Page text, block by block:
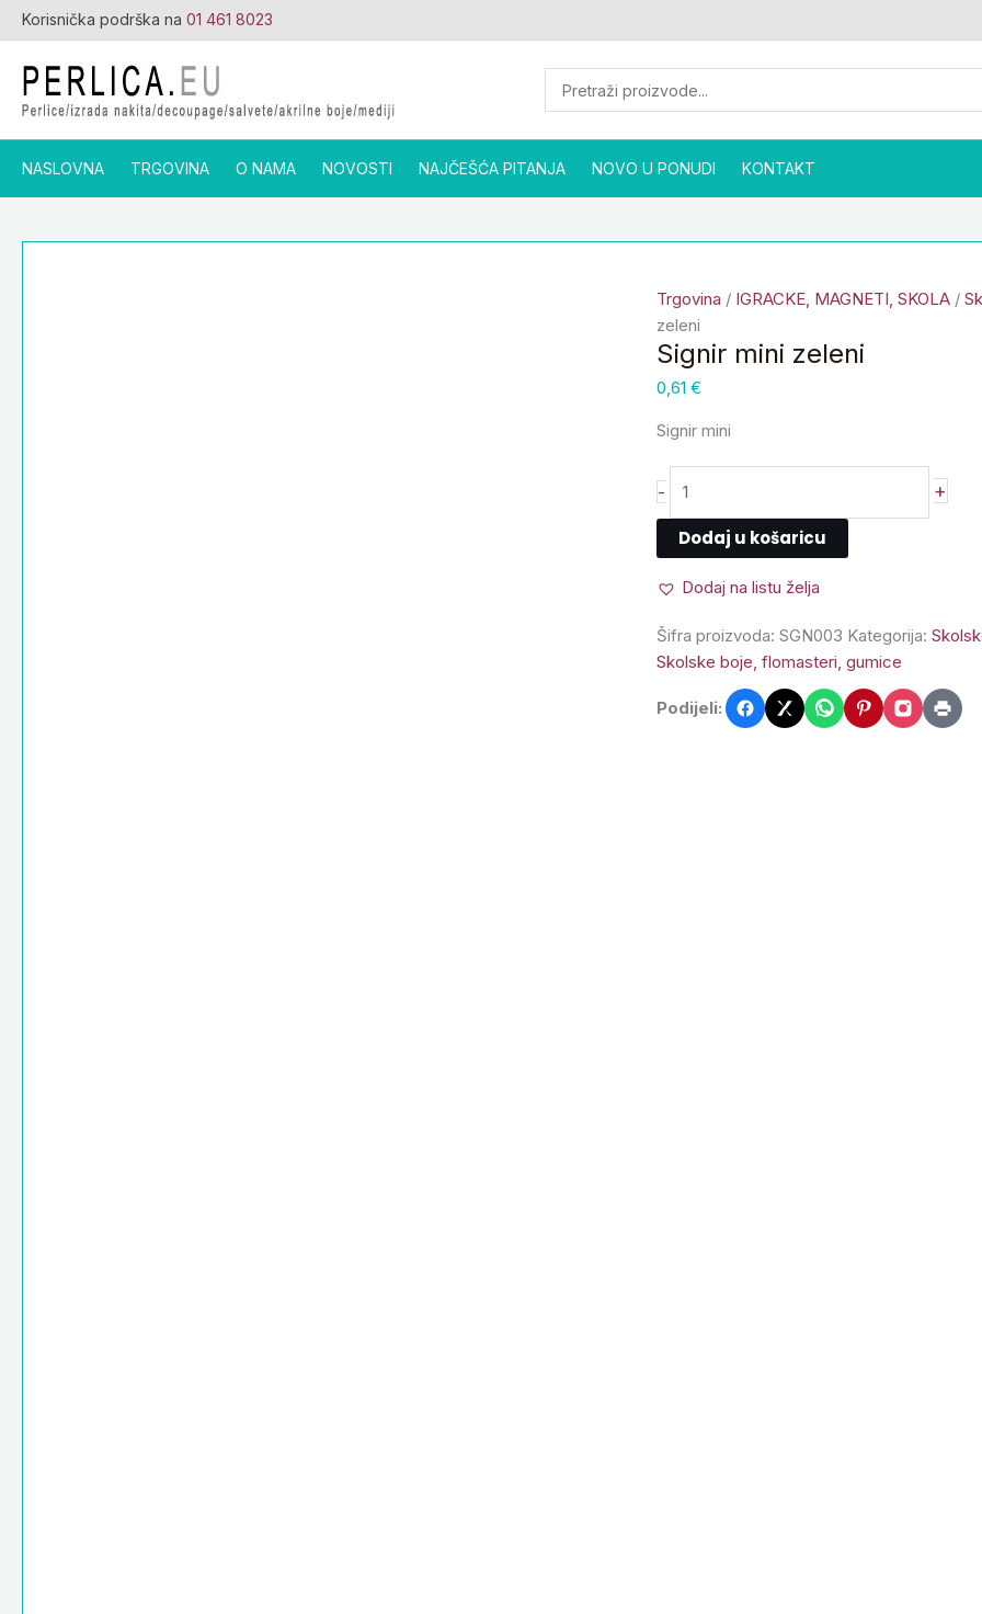
Skip
to
content
Korisnička podrška na 01 461 8023
NASLOVNA TRGOVINA O NAMA NOVOSTI NAJČEŠĆA PITANJA NOVO U PONUDI KONTAKT
Trgovina / IGRACKE, MAGNETI, SKOLA/
zeleni
Signir mini zeleni
0,61 €
Signir mini
-
mini
zeleni
količina
+
Dodaj u košaricu
Dodaj na listu želja
Šifra proizvoda: SGN003 Kategorija:
Skolske boje, flomasteri, gumice
Podijeli: